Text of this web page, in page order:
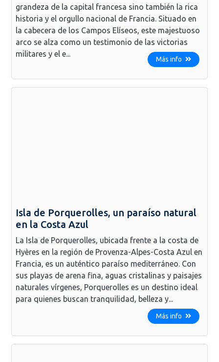
grandeza de la capital francesa sino también la rica
historia y el orgullo nacional de Francia. Situado en
la cabecera de los Campos Elíseos, este majestuoso
arco se alza como un testimonio de las victorias
militares y el e...
Más info
Isla de Porquerolles, un paraíso natural
en la Costa Azul
La Isla de Porquerolles, ubicada frente a la costa de
Hyères en la región de Provenza-Alpes-Costa Azul en
Francia, es un auténtico paraíso mediterráneo. Con
sus playas de arena fina, aguas cristalinas y paisajes
naturales vírgenes, Porquerolles es un destino ideal
para quienes buscan tranquilidad, belleza y...
Más info